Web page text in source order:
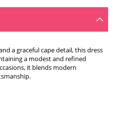
a graceful cape detail, this dress
a modest and refined
it blends modern